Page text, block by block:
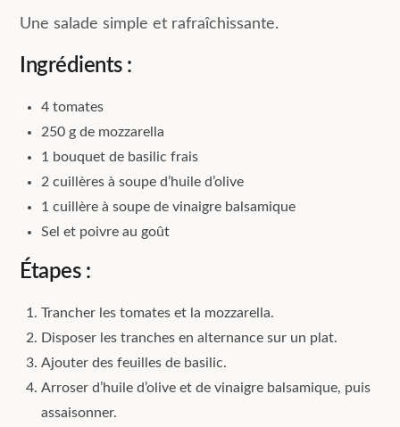
Une salade simple et rafraîchissante.
Ingrédients :
4 tomates
250 g de mozzarella
1 bouquet de basilic frais
2 cuillères à soupe d’huile d’olive
1 cuillère à soupe de vinaigre balsamique
Sel et poivre au goût
Étapes :
Trancher les tomates et la mozzarella.
Disposer les tranches en alternance sur un plat.
Ajouter des feuilles de basilic.
Arroser d’huile d’olive et de vinaigre balsamique, puis
assaisonner.